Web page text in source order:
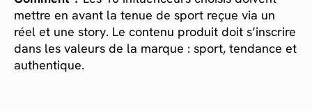
mettre en avant la tenue de sport reçue via un
réel et une story. Le contenu produit doit s’inscrire
dans les valeurs de la marque : sport, tendance et
authentique.